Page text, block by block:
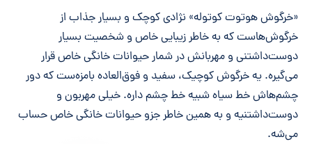
«خرگوش هوتوت کوتوله» نژادی کوچک و بسیار جذاب از
خرگوش‌هاست که به خاطر زیبایی خاص و شخصیت بسیار
دوست‌داشتنی و مهربانش در شمار حیوانات خانگی خاص قرار
می‌گیره. یه خرگوش کوچیک، سفید و فوق‌العاده بامزه‌ست که دور
چشم‌هاش خط سیاه شبیه خط چشم داره. خیلی مهربون و
دوست‌داشتنیه و به همین خاطر جزو حیوانات خانگی خاص حساب
می‌شه.